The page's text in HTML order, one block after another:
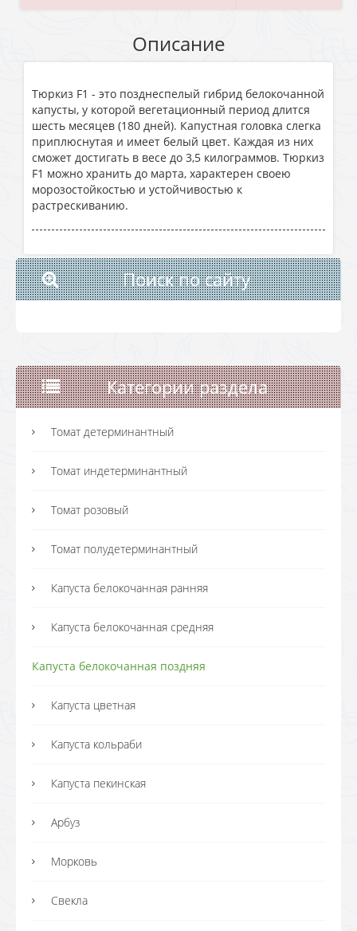
Описание
Тюркиз F1 - это позднеспелый гибрид белокочанной
капусты, у которой вегетационный период длится
шесть месяцев (180 дней). Капустная головка слегка
приплюснутая и имеет белый цвет. Каждая из них
сможет достигать в весе до 3,5 килограммов. Тюркиз
F1 можно хранить до марта, характерен своею
морозостойкостью и устойчивостью к
растрескиванию.
Поиск по сайту
Категории раздела
Томат детерминантный
Томат индетерминантный
Томат розовый
Томат полудетерминантный
Капуста белокочанная ранняя
Капуста белокочанная средняя
Капуста белокочанная поздняя
Капуста цветная
Капуста кольраби
Капуста пекинская
Арбуз
Морковь
Свекла